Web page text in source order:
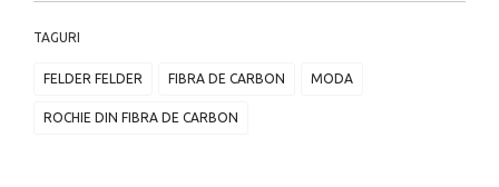
TAGURI
FELDER FELDER FIBRA DE CARBON MODA
ROCHIE DIN FIBRA DE CARBON